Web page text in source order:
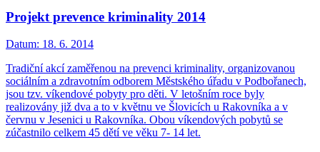
Projekt prevence kriminality 2014
Datum: 18. 6. 2014
Tradiční akcí zaměřenou na prevenci kriminality, organizovanou
sociálním a zdravotním odborem Městského úřadu v Podbořanech,
jsou tzv. víkendové pobyty pro děti. V letošním roce byly
realizovány již dva a to v květnu ve Šlovicích u Rakovníka a v
červnu v Jesenici u Rakovníka. Obou víkendových pobytů se
zúčastnilo celkem 45 dětí ve věku 7- 14 let.